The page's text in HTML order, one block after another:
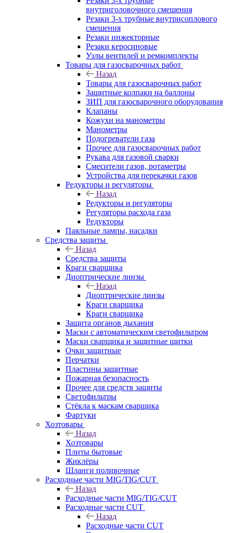
внутриголовочного смешения
Резаки 3-х трубные внутрисоплового
смешения
Резаки инжекторные
Резаки керосиновые
Узлы вентилей и ремкомплекты
Товары для газосварочных работ
Назад
Товары для газосварочных работ
Защитные колпаки на баллоны
ЗИП для газосварочного оборудования
Клапаны
Кожухи на манометры
Манометры
Подогреватели газа
Прочее для газосварочных работ
Рукава для газовой сварки
Смесители газов, ротаметры
Устройства для перекачки газов
Редукторы и регуляторы
Назад
Редукторы и регуляторы
Регуляторы расхода газа
Редукторы
Паяльные лампы, насадки
Средства защиты
Назад
Средства защиты
Краги сварщика
Диоптрические линзы
Назад
Диоптрические линзы
Краги сварщика
Краги сварщика
Защита органов дыхания
Маски с автоматическим светофильтром
Маски сварщика и защитные щитки
Очки защитные
Перчатки
Пластины защитные
Пожарная безопасность
Прочее для средств защиты
Светофильтры
Стёкла к маскам сварщика
Фартуки
Хозтовары
Назад
Хозтовары
Плиты бытовые
Жиклёры
Шланги поливочные
Расходные части MIG/TIG/CUT
Назад
Расходные части MIG/TIG/CUT
Расходные части CUT
Назад
Расходные части CUT